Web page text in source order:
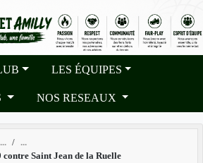
LES ÉQUIPES
NOS RESEAUX
contre Saint Jean de la Ruelle